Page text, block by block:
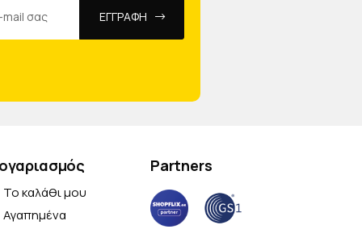
ΕΓΓΡΑΦΗ
Το καλάθι μου
Αγαπημένα
Partners